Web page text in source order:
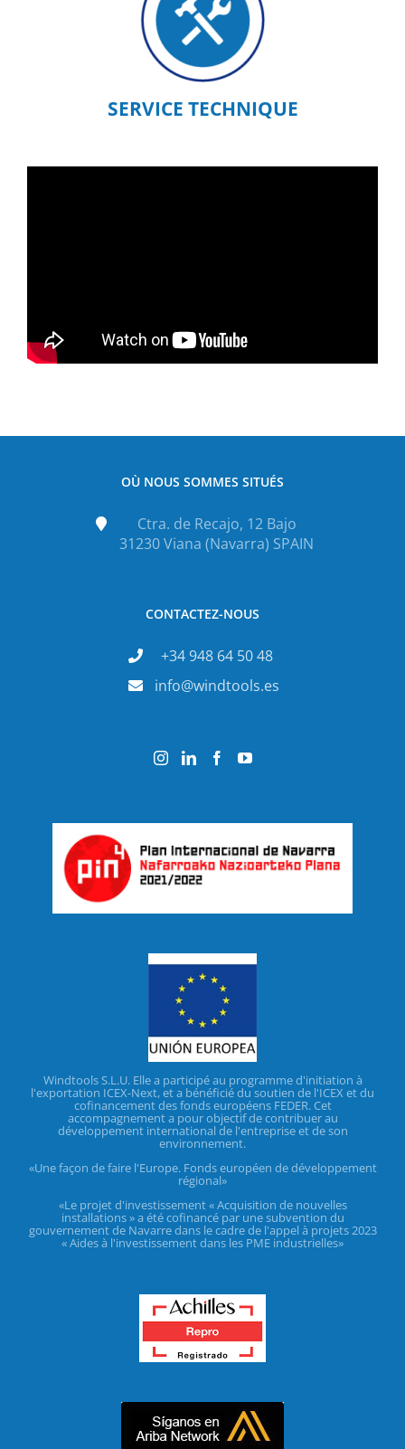
SERVICE TECHNIQUE
OÙ NOUS SOMMES SITUÉS
Ctra. de Recajo, 12 Bajo
31230 Viana (Navarra) SPAIN
CONTACTEZ-NOUS
+34 948 64 50 48
info@windtools.es
Windtools S.L.U. Elle a participé au programme d'initiation à
l'exportation ICEX-Next, et a bénéficié du soutien de l'ICEX et du
cofinancement des fonds européens FEDER. Cet
accompagnement a pour objectif de contribuer au
développement international de l'entreprise et de son
environnement.
«Une façon de faire l'Europe. Fonds européen de développement
régional»
«Le projet d'investissement « Acquisition de nouvelles
installations » a été cofinancé par une subvention du
gouvernement de Navarre dans le cadre de l'appel à projets 2023
« Aides à l'investissement dans les PME industrielles»